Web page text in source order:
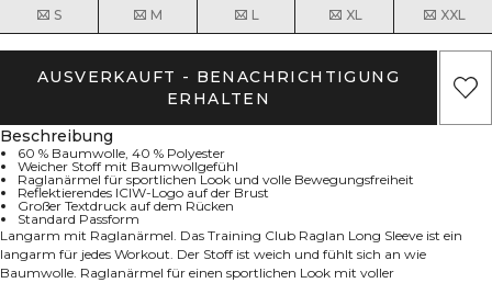
S M L XL XXL
AUSVERKAUFT - BENACHRICHTIGUNG
ERHALTEN
Beschreibung
60 % Baumwolle, 40 % Polyester
Weicher Stoff mit Baumwollgefühl
Raglanärmel für sportlichen Look und volle Bewegungsfreiheit
Reflektierendes ICIW-Logo auf der Brust
Großer Textdruck auf dem Rücken
Standard Passform
Langarm mit Raglanärmel. Das Training Club Raglan Long Sleeve ist ein
langarm für jedes Workout. Der Stoff ist weich und fühlt sich an wie
Baumwolle. Raglanärmel für einen sportlichen Look mit voller